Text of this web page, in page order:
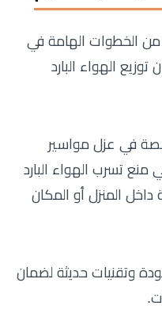
من الخطوات الهامة في
الهواء البارد
في عزل مواسير
منع تسرب الهواء البارد
داخل المنزل أو المكان
وتقنيات حديثة لضمان